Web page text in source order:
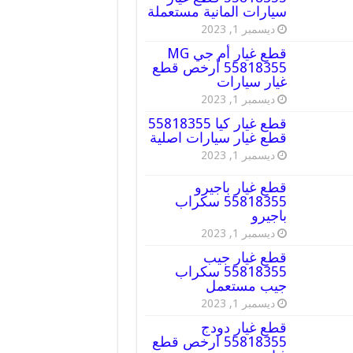
سيارات المانية مستعملة
ديسمبر 1, 2023
قطع غيار أم جي MG
55818355 أرخص قطع
غيار سيارات
ديسمبر 1, 2023
قطع غيار كيا 55818355
قطع غيار سيارات اصلية
ديسمبر 1, 2023
قطع غيار باجيرو
55818355 سكراب
باجيرو
ديسمبر 1, 2023
قطع غيار جيب
55818355 سكراب
جيب مستعمل
ديسمبر 1, 2023
قطع غيار دودج
55818355 ارخص قطع